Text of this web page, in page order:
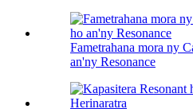
Fametrahana mora ny
an'ny Resonance